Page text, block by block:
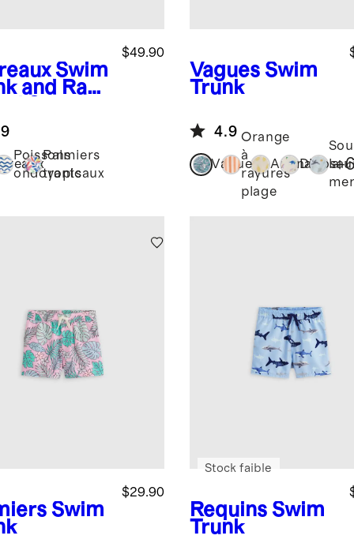
Swim
and Rash
$49.90
Poissons
ondoyants
Palmiers
tropicaux
Vagues Swim
Trunk
4.9
Vagues
Orange
à
rayures
plage
Ananas
la+
Swim
$29.90
Requins Swim
Trunk
Stock faible